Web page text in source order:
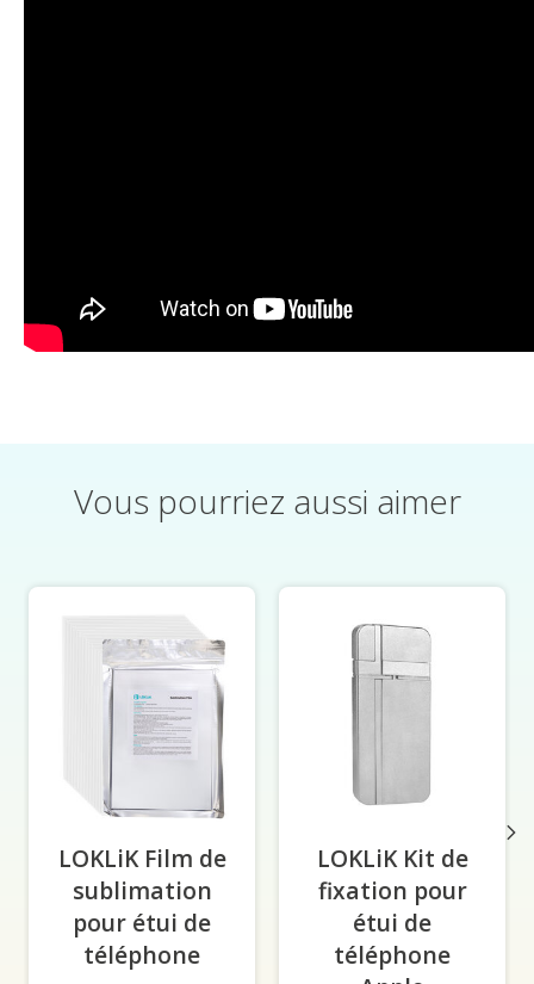
Vous pourriez aussi aimer
LOKLiK Film de
sublimation
pour étui de
téléphone
LOKLiK Kit de
fixation pour
étui de
téléphone